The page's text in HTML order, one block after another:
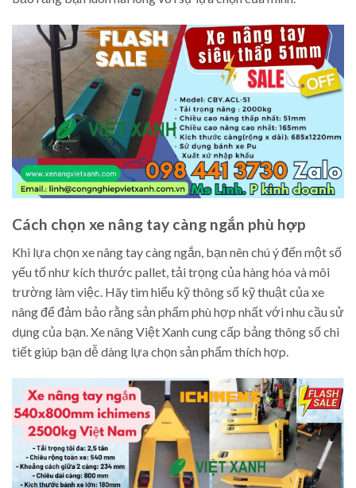
Cách chọn xe nâng tay càng ngắn phù hợp
Khi lựa chọn xe nâng tay càng ngắn, bạn nên chú ý đến một số
yếu tố như kích thước pallet, tải trọng của hàng hóa và môi
trường làm việc. Hãy tìm hiểu kỹ thông số kỹ thuật của xe
nâng để đảm bảo rằng sản phẩm phù hợp nhất với nhu cầu sử
dụng của bạn. Xe nâng Việt Xanh cung cấp bảng thông số chi
tiết giúp bạn dễ dàng lựa chọn sản phẩm thích hợp.